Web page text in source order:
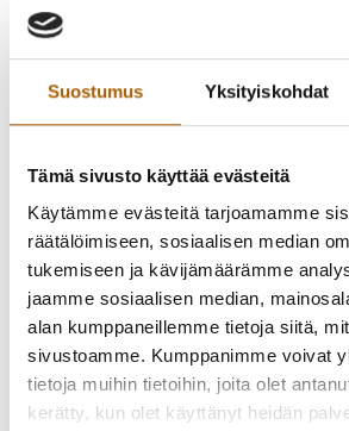
Suostumus Yksityiskohdat
Tämä sivusto käyttää evästeitä
Käytämme evästeitä tarjoamamme
räätälöimiseen, sosiaalisen median
tukemiseen ja kävijämäärämme
jaamme sosiaalisen median,
alan kumppaneillemme tietoja siitä,
sivustoamme. Kumppanimme voivat
tietoja muihin tietoihin, joita olet
kerätty, kun olet käyttänyt heidän
04.11.2020
Kuljetusten
Markkinavuoropuhelu Tyrnävän
kuljetussopimuksen
järjestämisestä.
Huomaa, tämä alunperin 7.10.
tapahtuma siirretty pidettäväksi
Tervetuloa keskiviikkona 4.11. Tyrnävän